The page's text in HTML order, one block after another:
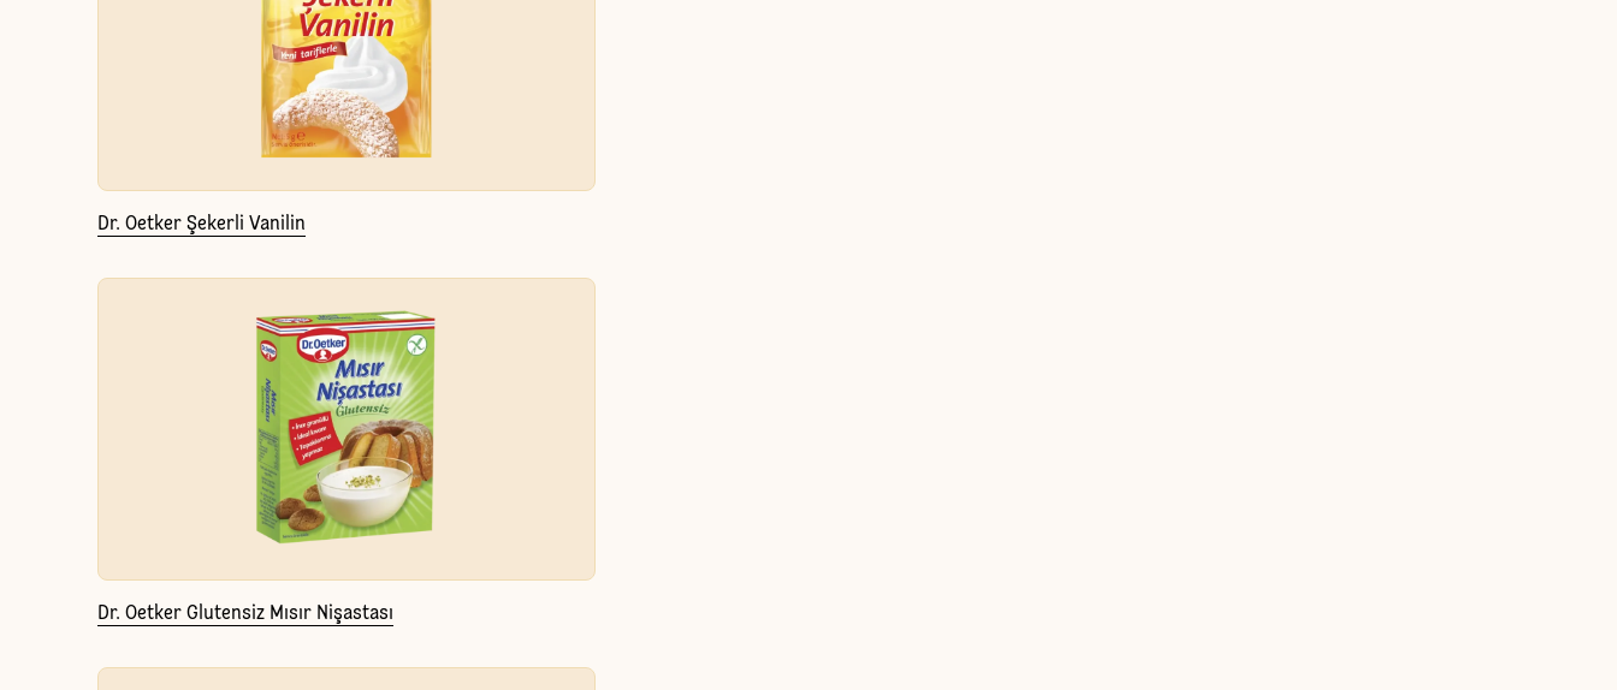
Dr. Oetker Şekerli Vanilin
Dr. Oetker Glutensiz Mısır Nişastası